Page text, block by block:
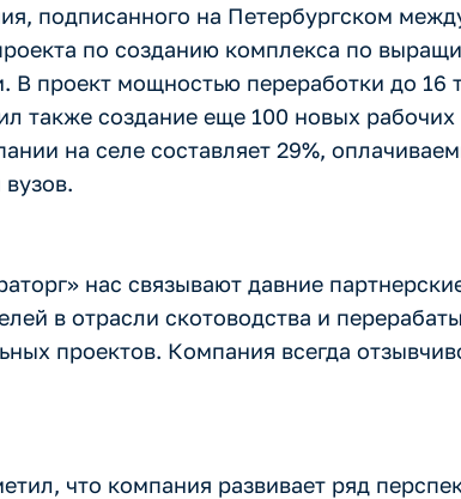
подписанного на Петербургском
по созданию комплекса по
В проект мощностью переработки до
также создание еще 100 новых
на селе составляет 29%,
вузов.
нас связывают давние
в отрасли скотоводства и
проектов. Компания всегда
что компания развивает ряд